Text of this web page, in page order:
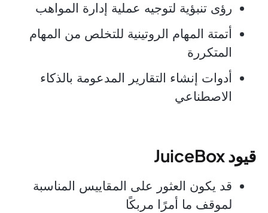
رؤى تنبؤية لتوجيه عملية إدارة المواهب
أتمتة المهام الروتينية للتخلص من المهام
المتكررة
أدوات إنشاء التقارير المدعومة بالذكاء
الاصطناعي
قيود JuiceBox
قد يكون العثور على المقاييس المناسبة
لموقف ما أمرًا مربكًا